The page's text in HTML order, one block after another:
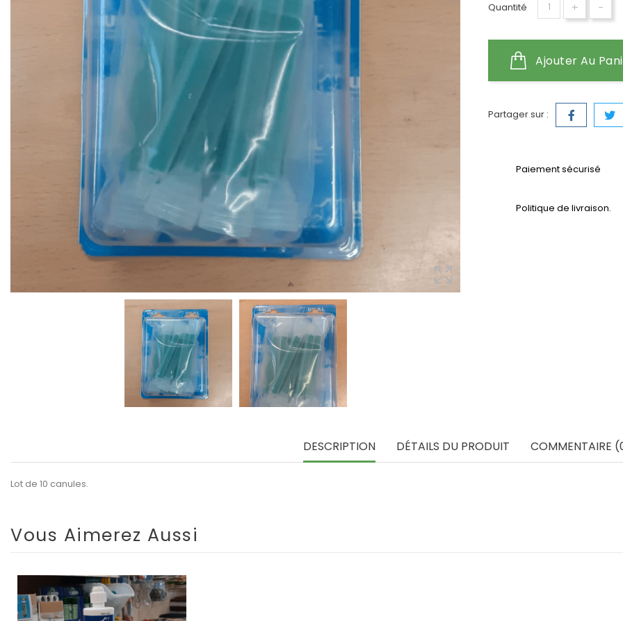
Quantité + -
Ajouter Au
Partager sur :
Paiement sécurisé
Politique de livraison.
DESCRIPTION DÉTAILS DU PRODUIT COMMENTAIRE
Lot de 10 canules.
Vous Aimerez Aussi